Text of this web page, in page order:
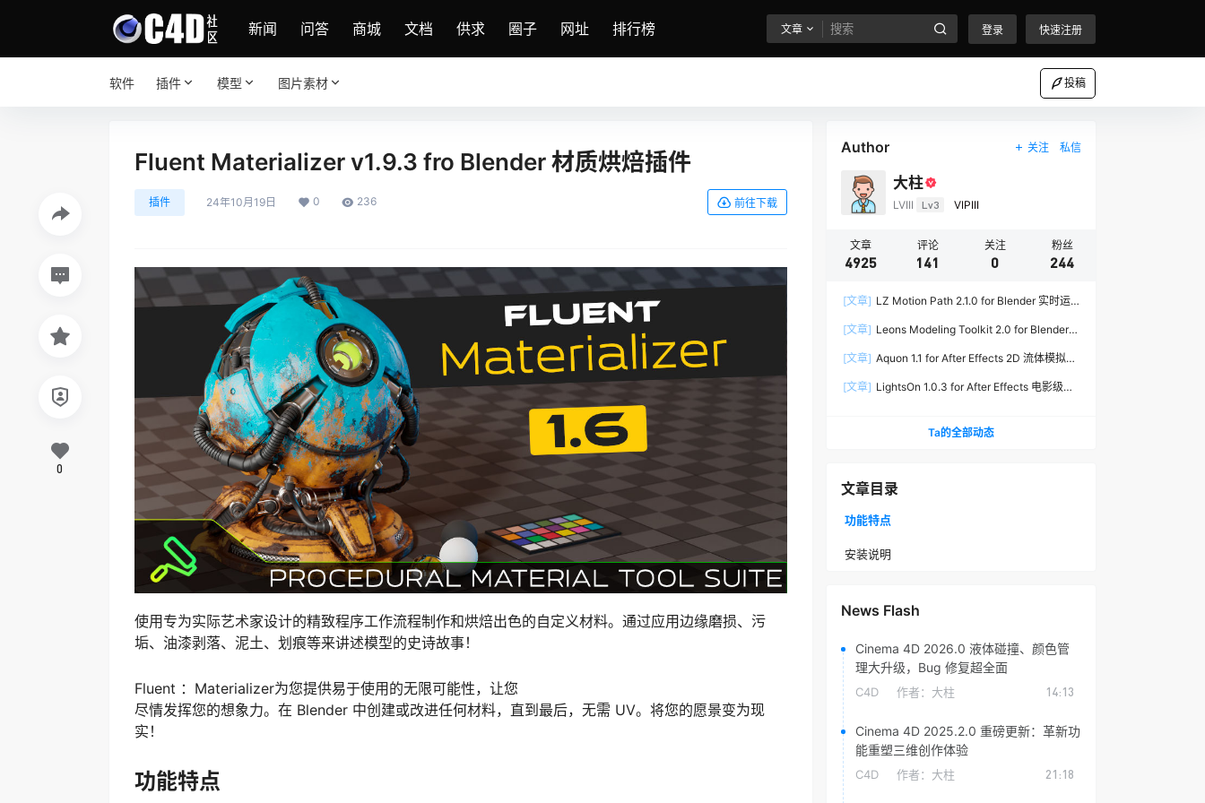
新闻 问答 商城 文档 供求 圈子 网址 排行榜 文章 登录 快速注册
软件 插件 模型 图片素材 投稿
Fluent Materializer v1.9.3 fro Blender 材质烘焙插件
插件 24年10月19日 0 236 前往下载
使用专为实际艺术家设计的精致程序工作流程制作和烘焙出色的自定义材料。通过应用边缘磨损、污
垢、油漆剥落、泥土、划痕等来讲述模型的史诗故事！
Fluent ：Materializer为您提供易于使用的无限可能性，让您
尽情发挥您的想象力。在 Blender 中创建或改进任何材料，直到最后，无需 UV。将您的愿景变为现
实！
功能特点
0
Author 关注 私信
大柱
LVIII Lv3 VIPIII
文章
4925
评论
141
关注
0
粉丝
244
[文章] LZ Motion Path 2.1.0 for Blender 实时运
[文章] Leons Modeling Toolkit 2.0 for Blender
[文章] Aquon 1.1 for After Effects 2D 流体模拟插
[文章] LightsOn 1.0.3 for After Effects 电影级镜
Ta的全部动态
文章目录
功能特点
安装说明
News Flash
Cinema 4D 2026.0 液体碰撞、颜色管
理大升级，Bug 修复超全面
C4D 作者： 大柱 14:13
Cinema 4D 2025.2.0 重磅更新：革新功
能重塑三维创作体验
C4D 作者： 大柱 21:18